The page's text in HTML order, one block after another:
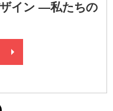
イン ―私たちの